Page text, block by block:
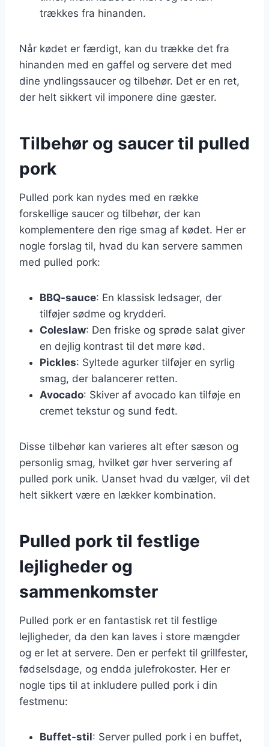
trækkes fra hinanden.
Når kødet er færdigt, kan du trække det fra
hinanden med en gaffel og servere det med
dine yndlingssaucer og tilbehør. Det er en ret,
der helt sikkert vil imponere dine gæster.
Tilbehør og saucer til pulled
pork
Pulled pork kan nydes med en række
forskellige saucer og tilbehør, der kan
komplementere den rige smag af kødet. Her er
nogle forslag til, hvad du kan servere sammen
med pulled pork:
BBQ-sauce: En klassisk ledsager, der
tilføjer sødme og krydderi.
Coleslaw: Den friske og sprøde salat giver
en dejlig kontrast til det møre kød.
Pickles: Syltede agurker tilføjer en syrlig
smag, der balancerer retten.
Avocado: Skiver af avocado kan tilføje en
cremet tekstur og sund fedt.
Disse tilbehør kan varieres alt efter sæson og
personlig smag, hvilket gør hver servering af
pulled pork unik. Uanset hvad du vælger, vil det
helt sikkert være en lækker kombination.
Pulled pork til festlige
lejligheder og
sammenkomster
Pulled pork er en fantastisk ret til festlige
lejligheder, da den kan laves i store mængder
og er let at servere. Den er perfekt til grillfester,
fødselsdage, og endda julefrokoster. Her er
nogle tips til at inkludere pulled pork i din
festmenu:
Buffet-stil: Server pulled pork i en buffet,